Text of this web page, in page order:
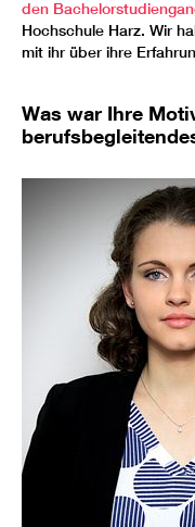
den
Hochschule Harz. Wir
mit ihr über ihre
Was war Ihre